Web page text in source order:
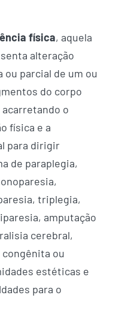
física, aquela
alteração
ou parcial de um ou
do corpo
acarretando o
física e a
para dirigir
de paraplegia,
triplegia,
amputação
cerebral,
ou
estéticas e
para o